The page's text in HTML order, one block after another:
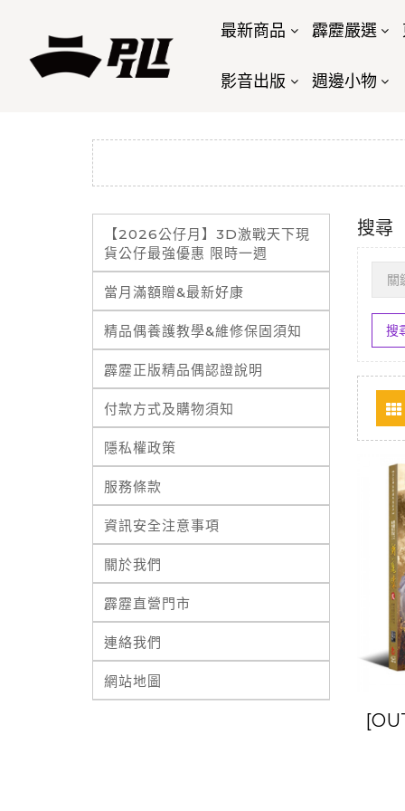
最新商品 霹靂嚴選
影音出版 週邊小物
【2026公仔月】3D激戰天下現
貨公仔最強優惠 限時一週
當月滿額贈&最新好康
精品偶養護教學&維修保固須知
霹靂正版精品偶認證說明
付款方式及購物須知
隱私權政策
服務條款
資訊安全注意事項
關於我們
霹靂直營門市
連絡我們
網站地圖
搜尋